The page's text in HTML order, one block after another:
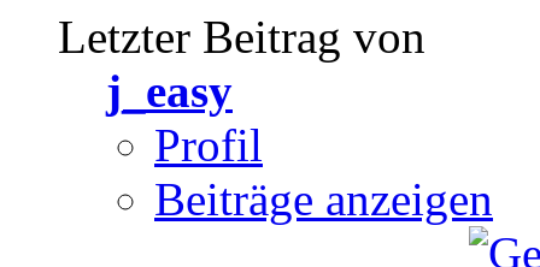
Letzter Beitrag von
j_easy
Profil
Beiträge anzeigen